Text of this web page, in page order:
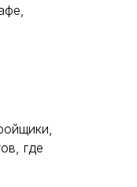
где